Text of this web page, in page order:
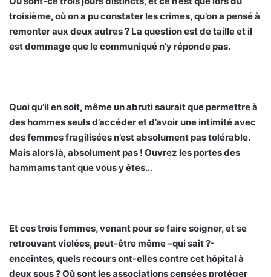
troisième, où on a pu constater les crimes, qu’on a pensé à
remonter aux deux autres ? La question est de taille et il
est dommage que le communiqué n’y réponde pas.
Quoi qu’il en soit, même un abruti saurait que permettre à
des hommes seuls d’accéder et d’avoir une intimité avec
des femmes fragilisées n’est absolument pas tolérable.
Mais alors là, absolument pas ! Ouvrez les portes des
hammams tant que vous y êtes…
Et ces trois femmes, venant pour se faire soigner, et se
retrouvant violées, peut-être même –qui sait ?-
enceintes, quels recours ont-elles contre cet hôpital à
deux sous ? Où sont les associations censées protéger